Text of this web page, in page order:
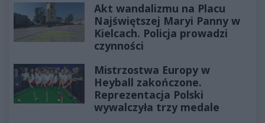
Akt wandalizmu na Placu
Najświętszej Maryi Panny w
Kielcach. Policja prowadzi
czynności
Mistrzostwa Europy w
Heyball zakończone.
Reprezentacja Polski
wywalczyła trzy medale